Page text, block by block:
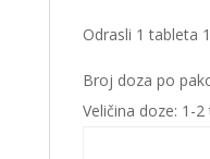
Odrasli 1 tableta
Broj doza po
Veličina doze: 1-2